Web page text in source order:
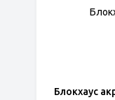
Блокхаус